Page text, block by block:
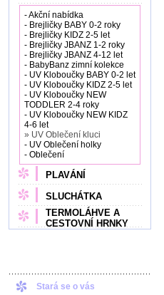
- Akční nabídka
- Brejličky BABY 0-2 roky
- Brejličky KIDZ 2-5 let
- Brejličky JBANZ 1-2 roky
- Brejličky JBANZ 4-12 let
- BabyBanz zimní kolekce
- UV Kloboučky BABY 0-2 let
- UV Kloboučky KIDZ 2-5 let
- UV Kloboučky NEW
TODDLER 2-4 roky
- UV Kloboučky NEW KIDZ
4-6 let
» UV Oblečení kluci
- UV Oblečení holky
- Oblečení
PLAVÁNÍ
SLUCHÁTKA
TERMOLÁHVE A
CESTOVNÍ HRNKY
Stará se o vás